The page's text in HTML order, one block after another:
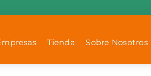
Tienda Sobre Nosotros